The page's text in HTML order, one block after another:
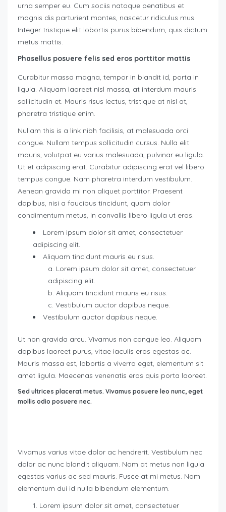
urna semper eu. Cum sociis natoque penatibus et
magnis dis parturient montes, nascetur ridiculus mus.
Integer tristique elit lobortis purus bibendum, quis dictum
metus mattis.
Phasellus posuere felis sed eros porttitor mattis
Curabitur massa magna, tempor in blandit id, porta in
ligula. Aliquam laoreet nisl massa, at interdum mauris
sollicitudin et. Mauris risus lectus, tristique at nisl at,
pharetra tristique enim.
Nullam this is a link nibh facilisis, at malesuada orci
congue. Nullam tempus sollicitudin cursus. Nulla elit
mauris, volutpat eu varius malesuada, pulvinar eu ligula.
Ut et adipiscing erat. Curabitur adipiscing erat vel libero
tempus congue. Nam pharetra interdum vestibulum.
Aenean gravida mi non aliquet porttitor. Praesent
dapibus, nisi a faucibus tincidunt, quam dolor
condimentum metus, in convallis libero ligula ut eros.
Lorem ipsum dolor sit amet, consectetuer
adipiscing elit.
Aliquam tincidunt mauris eu risus.
Lorem ipsum dolor sit amet, consectetuer
adipiscing elit.
Aliquam tincidunt mauris eu risus.
Vestibulum auctor dapibus neque.
Vestibulum auctor dapibus neque.
Ut non gravida arcu. Vivamus non congue leo. Aliquam
dapibus laoreet purus, vitae iaculis eros egestas ac.
Mauris massa est, lobortis a viverra eget, elementum sit
amet ligula. Maecenas venenatis eros quis porta laoreet.
Sed ultrices placerat metus. Vivamus posuere leo nunc, eget
mollis odio posuere nec.
Vivamus varius vitae dolor ac hendrerit. Vestibulum nec
dolor ac nunc blandit aliquam. Nam at metus non ligula
egestas varius ac sed mauris. Fusce at mi metus. Nam
elementum dui id nulla bibendum elementum.
Lorem ipsum dolor sit amet, consectetuer